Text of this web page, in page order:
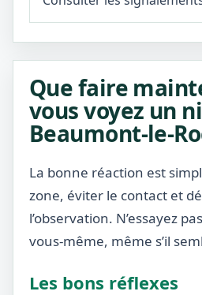
Que faire
vous voyez un
Beaumont-le-
La bonne réaction est
zone, éviter le contact et
l’observation. N’essayez
vous-même, même s’il
Les bons réflexes